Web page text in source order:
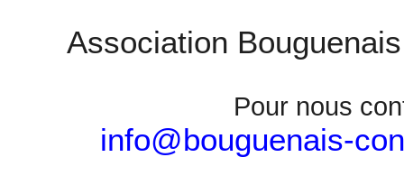
Association
Pour nous
info@bouguenais-